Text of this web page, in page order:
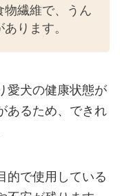
物繊維で、うん
ります。
愛犬の健康状態が
あるため、できれ
的で使用している